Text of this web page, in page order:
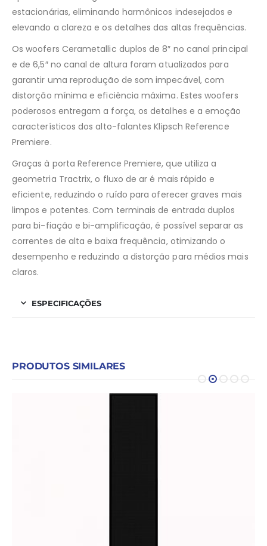
estacionárias, eliminando harmônicos indesejados e
elevando a clareza e os detalhes das altas frequências.
Os woofers Cerametallic duplos de 8″ no canal principal
e de 6,5″ no canal de altura foram atualizados para
garantir uma reprodução de som impecável, com
distorção mínima e eficiência máxima. Estes woofers
poderosos entregam a força, os detalhes e a emoção
característicos dos alto-falantes Klipsch Reference
Premiere.
Graças à porta Reference Premiere, que utiliza a
geometria Tractrix, o fluxo de ar é mais rápido e
eficiente, reduzindo o ruído para oferecer graves mais
limpos e potentes. Com terminais de entrada duplos
para bi-fiação e bi-amplificação, é possível separar as
correntes de alta e baixa frequência, otimizando o
desempenho e reduzindo a distorção para médios mais
claros.
ESPECIFICAÇÕES
PRODUTOS SIMILARES